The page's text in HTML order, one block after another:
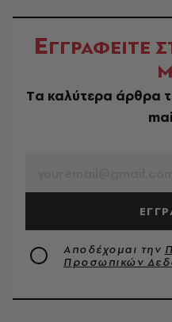
ΕΓΓΡΑΦΕΙΤΕ
Tα καλύτερα άρθρα
Αποδέχομαι την
Προσωπικών